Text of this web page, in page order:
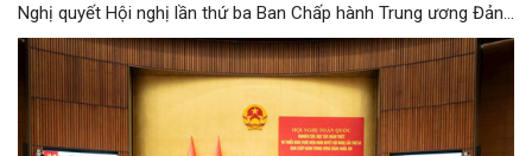
Nghị quyết Hội nghị lần thứ ba Ban Chấp hành Trung ương Đảng
khóa XIV.